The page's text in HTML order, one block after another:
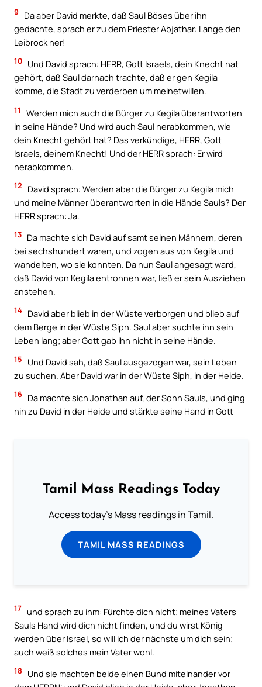
9
Da aber David merkte, daß Saul Böses über ihn
gedachte, sprach er zu dem Priester Abjathar: Lange den
Leibrock her!
10 Und David sprach: HERR, Gott Israels, dein Knecht hat
gehört, daß Saul darnach trachte, daß er gen Kegila
komme, die Stadt zu verderben um meinetwillen.
11
Werden mich auch die Bürger zu Kegila überantworten
in seine Hände? Und wird auch Saul herabkommen, wie
dein Knecht gehört hat? Das verkündige, HERR, Gott
Israels, deinem Knecht! Und der HERR sprach: Er wird
herabkommen.
12
David sprach: Werden aber die Bürger zu Kegila mich
und meine Männer überantworten in die Hände Sauls? Der
HERR sprach: Ja.
13 Da machte sich David auf samt seinen Männern, deren
bei sechshundert waren, und zogen aus von Kegila und
wandelten, wo sie konnten. Da nun Saul angesagt ward,
daß David von Kegila entronnen war, ließ er sein Ausziehen
anstehen.
14 David aber blieb in der Wüste verborgen und blieb auf
dem Berge in der Wüste Siph. Saul aber suchte ihn sein
Leben lang; aber Gott gab ihn nicht in seine Hände.
15
Und David sah, daß Saul ausgezogen war, sein Leben
zu suchen. Aber David war in der Wüste Siph, in der Heide.
16 Da machte sich Jonathan auf, der Sohn Sauls, und ging
hin zu David in der Heide und stärkte seine Hand in Gott
Tamil Mass Readings Today
Access today's Mass readings in Tamil.
TAMIL MASS READINGS
17 und sprach zu ihm: Fürchte dich nicht; meines Vaters
Sauls Hand wird dich nicht finden, und du wirst König
werden über Israel, so will ich der nächste um dich sein;
auch weiß solches mein Vater wohl.
18
Und sie machten beide einen Bund miteinander vor